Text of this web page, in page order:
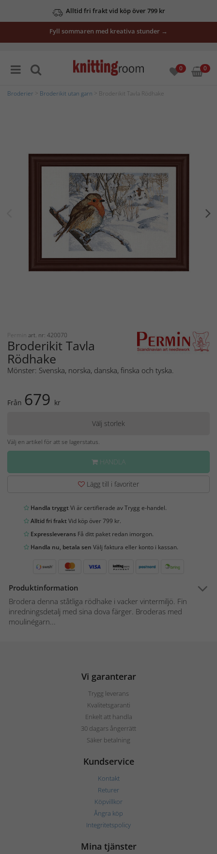
Alltid fri frakt vid köp över 799 kr
Fyll sommaren med kreativa stunder →
0 0
Broderier Broderikit utan garn > Broderikit Tavla Rödhake
Permin art. nr: 420070
Broderikit Tavla
Rödhake
Mönster: Svenska, norska, danska, finska och tyska.
Från 679 kr
Välj storlek
Välj en artikel för att se lagerstatus.
HANDLA
Lägg till i favoriter
Handla tryggtVi är certifierade av Trygg e-handel.
Alltid fri fraktVid köp över 799 kr.
Expressleverans Få ditt paket redan imorgon.
Handla nu, betala sen Välj faktura eller konto i kassan.
Produktinformation
Brodera denna ståtliga rödhake i vacker vintermiljö. Fin
inredningsdetalj med sina dova färger. Broderas med
moulinégarn...
Vi garanterar
Trygg leverans
Kvalitetsgaranti
Enkelt att handla
30 dagars ångerrätt
Säker betalning
Kundservice
Kontakt
Returer
Köpvillkor
Ångra köp
Integritetspolicy
Mina tjänster